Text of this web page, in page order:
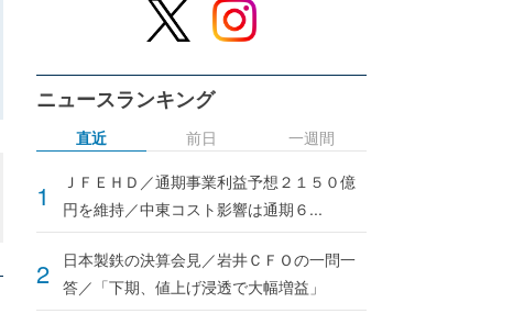
ニュースランキング
直近
ＪＦＥＨＤ／通期事業利益予想２１５０億
円を維持／中東コスト影響は通期６...
日本製鉄の決算会見／岩井ＣＦＯの一問一
答／「下期、値上げ浸透で大幅増益」
前日 一週間